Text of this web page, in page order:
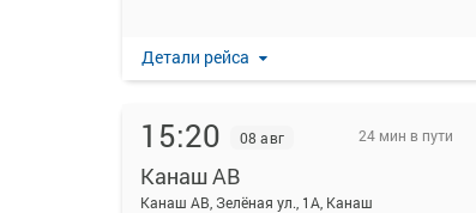
Детали рейса
15:20 08 авг 24 мин в пути
Канаш АВ
Канаш АВ, Зелёная ул., 1А, Канаш